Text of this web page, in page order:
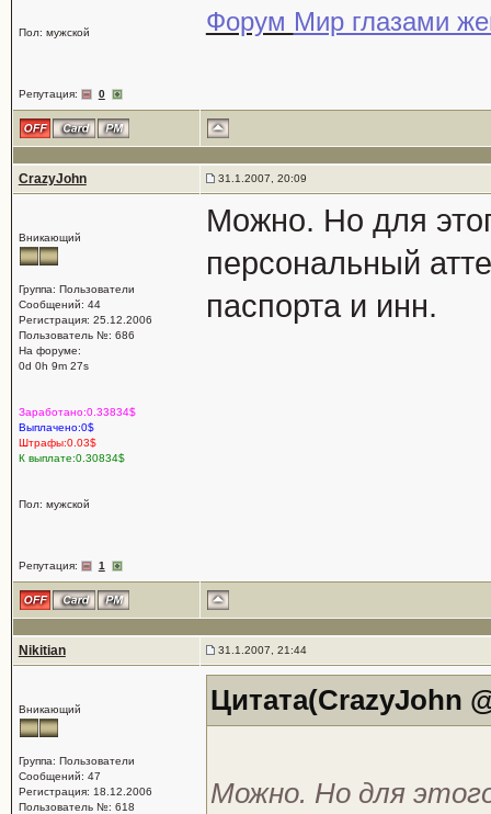
Пол: мужской
Репутация: 0
Форум Мир глазами
CrazyJohn 31.1.2007, 20:09
Вникающий
Группа: Пользователи
Сообщений: 44
Регистрация: 25.12.2006
Пользователь №: 686
На форуме:
0d 0h 9m 27s
Заработано:0.33834$
Выплачено:0$
Штрафы:0.03$
К выплате:0.30834$
Пол: мужской
Репутация: 1
Можно. Но для
персональный
паспорта и инн.
Nikitian 31.1.2007, 21:44
Вникающий
Группа: Пользователи
Сообщений: 47
Регистрация: 18.12.2006
Пользователь №: 618
Цитата(CrazyJohn
Можно. Но для